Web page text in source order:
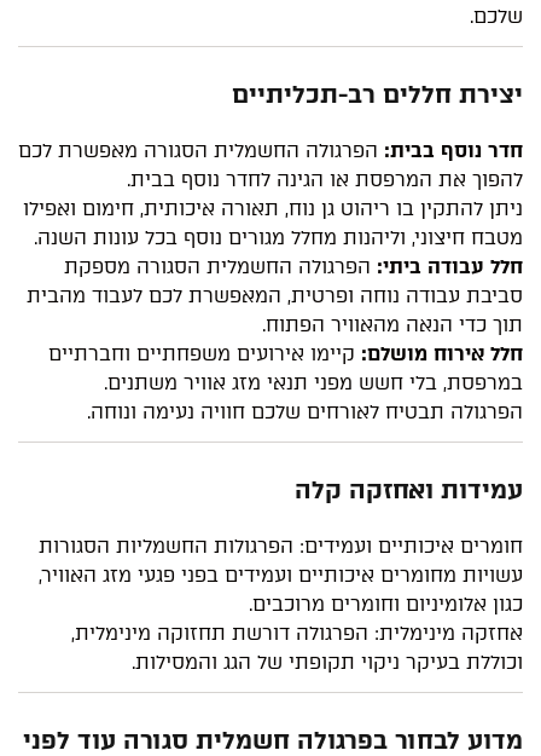
שלכם.
יצירת חללים רב-תכליתיים
חדר נוסף בבית: הפרגולה החשמלית הסגורה מאפשרת לכם
להפוך את המרפסת או הגינה לחדר נוסף בבית.
ניתן להתקין בו ריהוט גן נוח, תאורה איכותית, חימום ואפילו
מטבח חיצוני, וליהנות מחלל מגורים נוסף בכל עונות השנה.
חלל עבודה ביתי: הפרגולה החשמלית הסגורה מספקת
סביבת עבודה נוחה ופרטית, המאפשרת לכם לעבוד מהבית
תוך כדי הנאה מהאוויר הפתוח.
חלל אירוח מושלם: קיימו אירועים משפחתיים וחברתיים
במרפסת, בלי חשש מפני תנאי מזג אוויר משתנים.
הפרגולה תבטיח לאורחים שלכם חוויה נעימה ונוחה.
עמידות ואחזקה קלה
חומרים איכותיים ועמידים: הפרגולות החשמליות הסגורות
עשויות מחומרים איכותיים ועמידים בפני פגעי מזג האוויר,
כגון אלומיניום וחומרים מרוכבים.
אחזקה מינימלית: הפרגולה דורשת תחזוקה מינימלית,
וכוללת בעיקר ניקוי תקופתי של הגג והמסילות.
מדוע לבחור בפרגולה חשמלית סגורה עוד לפני